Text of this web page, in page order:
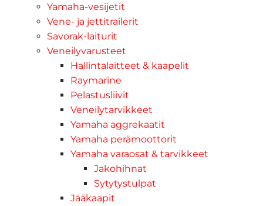
Yamaha-vesijetit
Vene- ja jettitrailerit
Savorak-laiturit
Veneilyvarusteet
Hallintalaitteet & kaapelit
Raymarine
Pelastusliivit
Veneilytarvikkeet
Yamaha aggrekaatit
Yamaha perämoottorit
Yamaha varaosat & tarvikkeet
Jakohihnat
Sytytystulpat
Jääkaapit